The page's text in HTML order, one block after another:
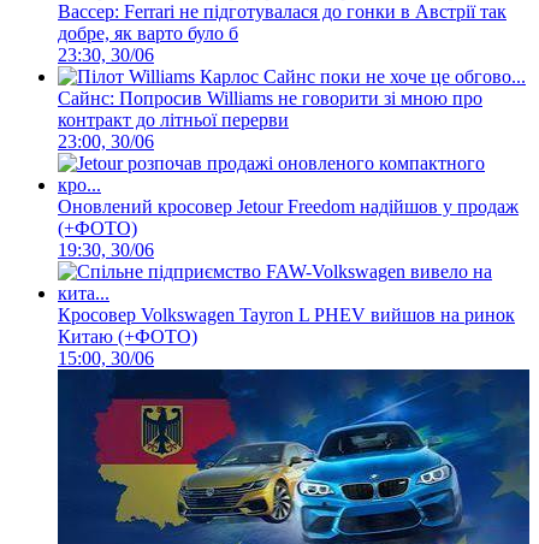
Вассер: Ferrari не підготувалася до гонки в Австрії так
добре, як варто було б
23:30, 30/06
Сайнс: Попросив Williams не говорити зі мною про
контракт до літньої перерви
23:00, 30/06
Оновлений кросовер Jetour Freedom надійшов у продаж
(+ФОТО)
19:30, 30/06
Кросовер Volkswagen Tayron L PHEV вийшов на ринок
Китаю (+ФОТО)
15:00, 30/06